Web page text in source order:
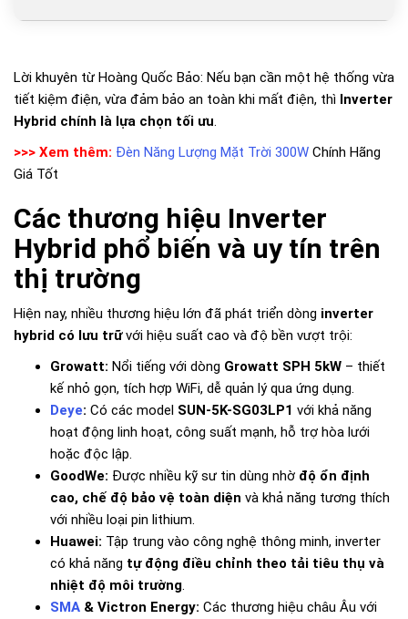
Lời khuyên từ Hoàng Quốc Bảo: Nếu bạn cần một hệ thống vừa
tiết kiệm điện, vừa đảm bảo an toàn khi mất điện, thì Inverter
Hybrid chính là lựa chọn tối ưu
>>> Xem thêm: Đèn Năng Lượng Mặt Trời 300W Chính Hãng
Giá Tốt
Các thương hiệu Inverter
Hybrid phổ biến và uy tín trên
thị trường
Hiện nay, nhiều thương hiệu lớn đã phát triển dòng inverter
hybrid có lưu trữvới hiệu suất cao và độ bền vượt trội:
Growatt: Nổi tiếng với dòng Growatt SPH 5kW – thiết
kế nhỏ gọn, tích hợp WiFi, dễ quản lý qua ứng dụng.
Deye: Có các model SUN-5K-SG03LP1 với khả năng
hoạt động linh hoạt, công suất mạnh, hỗ trợ hòa lưới
hoặc độc lập.
GoodWe: Được nhiều kỹ sư tin dùng nhờ độ ổn định
cao, chế độ bảo vệ toàn diện và khả năng tương thích
với nhiều loại pin lithium.
Huawei: Tập trung vào công nghệ thông minh, inverter
có khả năng tự động điều chỉnh theo tải tiêu thụ và
nhiệt độ môi trường
SMA & Victron Energy: Các thương hiệu châu Âu với